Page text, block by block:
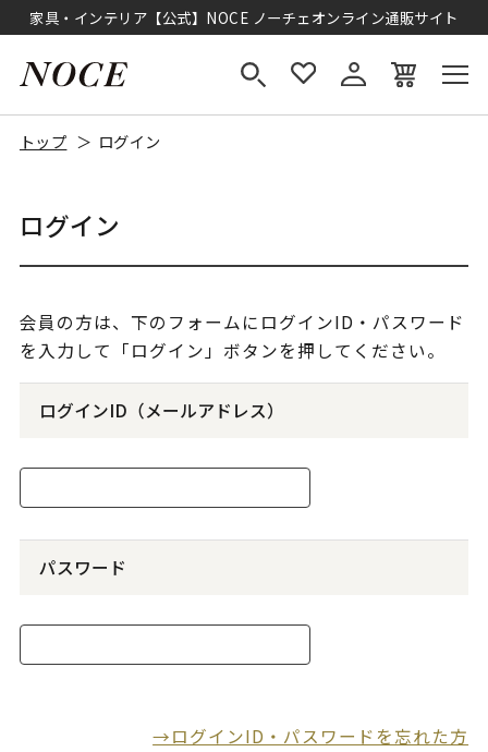
家具・インテリア【公式】NOCE ノーチェオンライン通販サイト
トップ ログイン
ログイン
会員の方は、下のフォームにログインID・パスワード
を入力して「ログイン」ボタンを押してください。
ログインID（メールアドレス）
パスワード
→ログインID・パスワードを忘れた方